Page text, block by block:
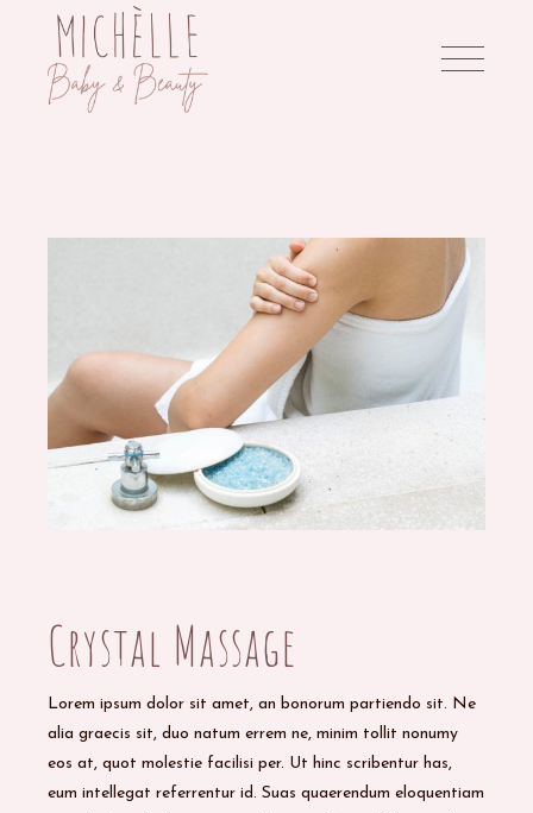
Crystal Massage
Lorem ipsum dolor sit amet, an bonorum partiendo sit. Ne
alia graecis sit, duo natum errem ne, minim tollit nonumy
eos at, quot molestie facilisi per. Ut hinc scribentur has,
eum intellegat referrentur id. Suas quaerendum eloquentiam